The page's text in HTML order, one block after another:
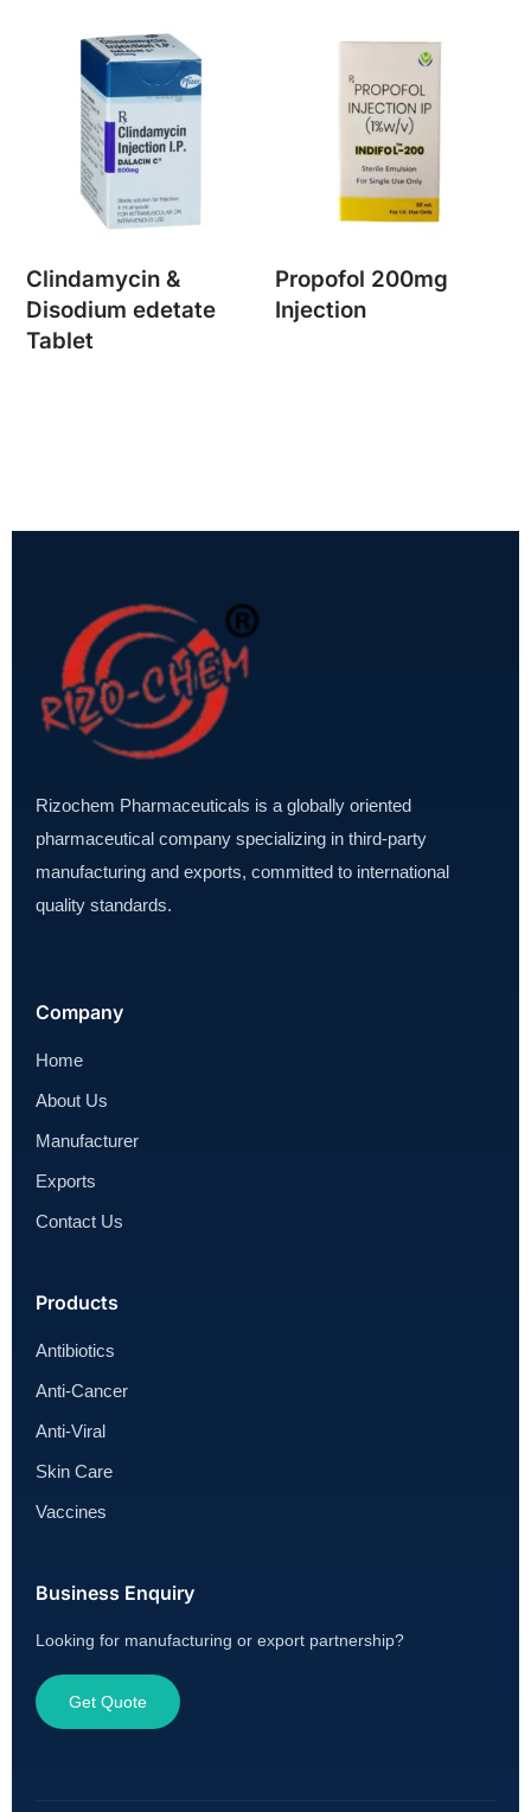
Clindamycin &
Disodium edetate
Tablet
Propofol 200mg
Injection
Rizochem Pharmaceuticals is a globally oriented
pharmaceutical company specializing in third-party
manufacturing and exports, committed to international
quality standards.
Company
Home
About Us
Manufacturer
Exports
Contact Us
Products
Antibiotics
Anti-Cancer
Anti-Viral
Skin Care
Vaccines
Business Enquiry
Looking for manufacturing or export partnership?
Get Quote